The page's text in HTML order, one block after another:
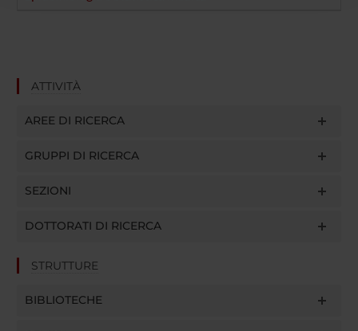
ATTIVITÀ
AREE DI RICERCA
GRUPPI DI RICERCA
SEZIONI
DOTTORATI DI RICERCA
STRUTTURE
BIBLIOTECHE